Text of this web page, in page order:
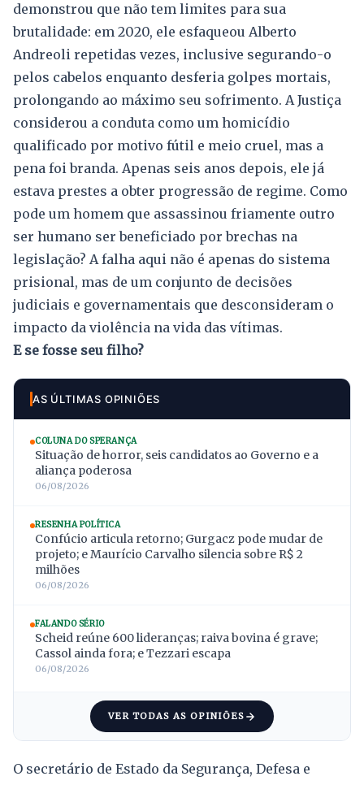
demonstrou que não tem limites para sua
brutalidade: em 2020, ele esfaqueou Alberto
Andreoli repetidas vezes, inclusive segurando-o
pelos cabelos enquanto desferia golpes mortais,
prolongando ao máximo seu sofrimento. A Justiça
considerou a conduta como um homicídio
qualificado por motivo fútil e meio cruel, mas a
pena foi branda. Apenas seis anos depois, ele já
estava prestes a obter progressão de regime. Como
pode um homem que assassinou friamente outro
ser humano ser beneficiado por brechas na
legislação? A falha aqui não é apenas do sistema
prisional, mas de um conjunto de decisões
judiciais e governamentais que desconsideram o
impacto da violência na vida das vítimas.
E se fosse seu filho?
AS ÚLTIMAS OPINIÕES
COLUNA DO SPERANÇA
Situação de horror, seis candidatos ao Governo e a
aliança poderosa
06/08/2026
RESENHA POLÍTICA
Confúcio articula retorno; Gurgacz pode mudar de
projeto; e Maurício Carvalho silencia sobre R$ 2
milhões
06/08/2026
FALANDO SÉRIO
Scheid reúne 600 lideranças; raiva bovina é grave;
Cassol ainda fora; e Tezzari escapa
06/08/2026
VER TODAS AS OPINIÕES
O secretário de Estado da Segurança, Defesa e